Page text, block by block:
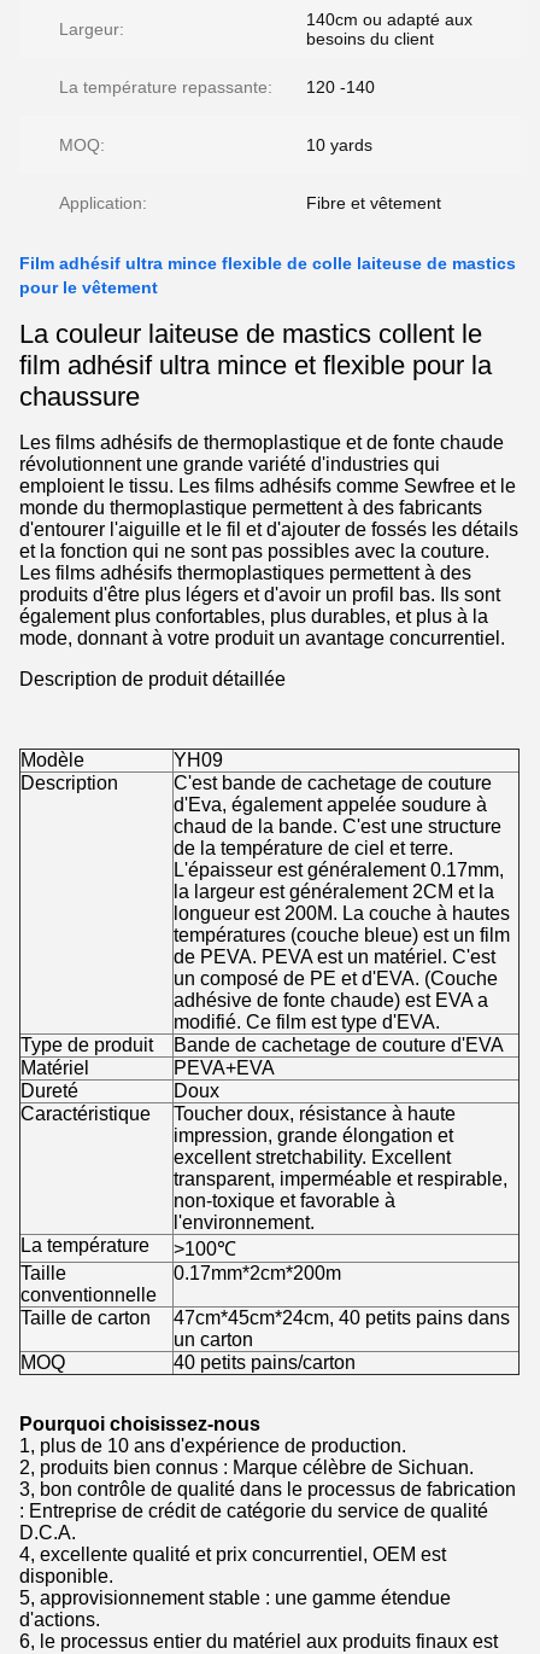
Largeur:
140cm ou adapté aux
besoins du client
La température repassante: 120 -140
MOQ: 10 yards
Application: Fibre et vêtement
Film adhésif ultra mince flexible de colle laiteuse de mastics
pour le vêtement
La couleur laiteuse de mastics collent le
film adhésif ultra mince et flexible pour la
chaussure
Les films adhésifs de thermoplastique et de fonte chaude
révolutionnent une grande variété d'industries qui
emploient le tissu. Les films adhésifs comme Sewfree et le
monde du thermoplastique permettent à des fabricants
d'entourer l'aiguille et le fil et d'ajouter de fossés les détails
et la fonction qui ne sont pas possibles avec la couture.
Les films adhésifs thermoplastiques permettent à des
produits d'être plus légers et d'avoir un profil bas. Ils sont
également plus confortables, plus durables, et plus à la
mode, donnant à votre produit un avantage concurrentiel.
Description de produit détaillée
Modèle
YH09
Description
C'est bande de cachetage de couture
d'Eva, également appelée soudure à
chaud de la bande. C'est une structure
de la température de ciel et terre.
L'épaisseur est généralement 0.17mm,
la largeur est généralement 2CM et la
longueur est 200M. La couche à hautes
températures (couche bleue) est un film
de PEVA. PEVA est un matériel. C'est
un composé de PE et d'EVA. (Couche
adhésive de fonte chaude) est EVA a
modifié. Ce film est type d'EVA.
Type de produit
Bande de cachetage de couture d'EVA
Matériel
PEVA+EVA
Dureté
Doux
Caractéristique
Toucher doux, résistance à haute
impression, grande élongation et
excellent stretchability. Excellent
transparent, imperméable et respirable,
non-toxique et favorable à
l'environnement.
La température
>100℃
Taille
conventionnelle
0.17mm*2cm*200m
Taille de carton
47cm*45cm*24cm, 40 petits pains dans
un carton
MOQ
40 petits pains/carton
Pourquoi choisissez-nous
1, plus de 10 ans d'expérience de production.
2, produits bien connus : Marque célèbre de Sichuan.
3, bon contrôle de qualité dans le processus de fabrication
: Entreprise de crédit de catégorie du service de qualité
D.C.A.
4, excellente qualité et prix concurrentiel, OEM est
disponible.
5, approvisionnement stable : une gamme étendue
d'actions.
6, le processus entier du matériel aux produits finaux est